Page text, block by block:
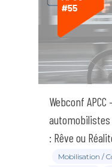
Webconf
: Rêve ou
Mobilisation /